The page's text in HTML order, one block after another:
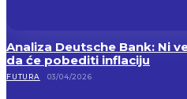
Analiza Deutsche Bank: Ni
da će pobediti inflaciju
FUTURA 03/04/2026